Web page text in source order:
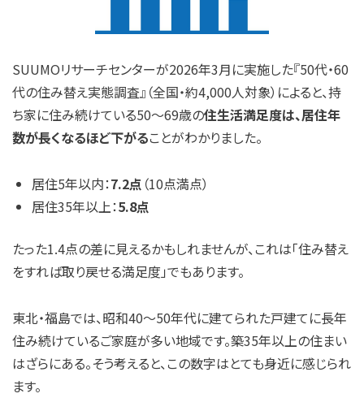
SUUMOリサーチセンターが2026年3月に実施した『50代・60
代の住み替え実態調査』（全国・約4,000人対象）によると、持
ち家に住み続けている50〜69歳の住生活満足度は、居住年
数が長くなるほど下がることがわかりました。
居住5年以内：7.2点 （10点満点）
居住35年以上：5.8点
たった1.4点の差に見えるかもしれませんが、これは「住み替え
をすれば取り戻せる満足度」でもあります。
東北・福島では、昭和40〜50年代に建てられた戸建てに長年
住み続けているご家庭が多い地域です。築35年以上の住まい
はざらにある。そう考えると、この数字はとても身近に感じられ
ます。